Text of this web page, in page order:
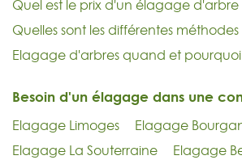
Quel est le prix d'un élagage d'arbre
Quelles sont les différentes
Elagage d'arbres quand et
Besoin d'un élagage dans une
Elagage Limoges
Elagage
Elagage La Souterraine
Elagage